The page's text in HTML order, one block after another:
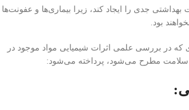
جدی را ایجاد کند، زیرا بیماری‌ها و عفونت‌ها
بود.
که در بررسی علمی اثرات شیمیایی مواد موجود در
مطرح می‌شود، پرداخته می‌شود: